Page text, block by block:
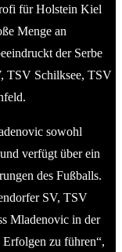
für Holstein Kiel
Menge an
der Serbe
TSV Schilksee, TSV
sowohl
verfügt über ein
des Fußballs.
SV, TSV
Mladenovic in der
zu führen“,